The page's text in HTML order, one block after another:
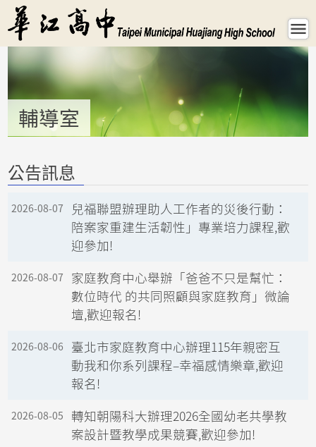
首頁 - 輔導室 - hcsh
輔導室
:::
公告訊息
2026-08-07
兒福聯盟辦理助人工作者的災後行動：
陪案家重建生活韌性」專業培力課程,歡
迎參加!
2026-08-07
家庭教育中心舉辦「爸爸不只是幫忙：
數位時代 的共同照顧與家庭教育」微論
壇,歡迎報名!
2026-08-06
臺北市家庭教育中心辦理115年親密互
動我和你系列課程–幸福感情樂章,歡迎
報名!
2026-08-05 轉知朝陽科大辦理2026全國幼老共學教
案設計暨教學成果競賽,歡迎參加!